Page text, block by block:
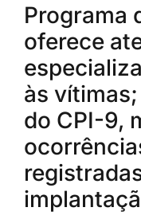
Programa
oferece
às
do CPI-9,